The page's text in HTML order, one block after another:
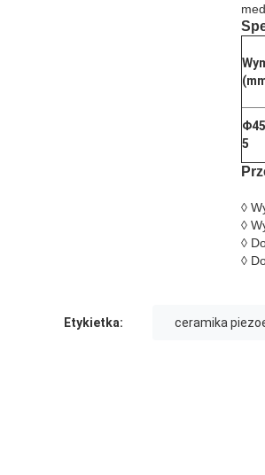
Φ45
5
◊
◊
◊
◊
Etykietka: ceramika